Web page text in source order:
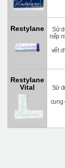
Restylane
Sử
nếp
vết
Restylane
Vital
Sử
cung